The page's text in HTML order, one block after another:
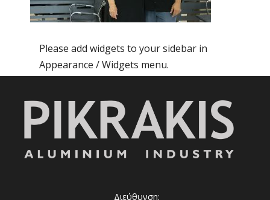
Please add widgets to your sidebar in
Appearance / Widgets menu.
Διεύθυνση: